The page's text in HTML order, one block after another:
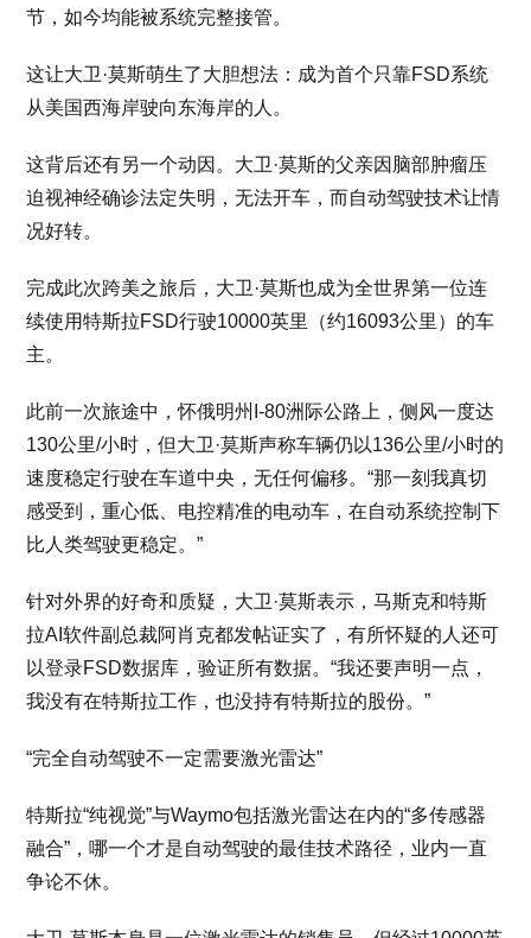
节，如今均能被系统完整接管。
这让大卫·莫斯萌生了大胆想法：成为首个只靠FSD系统
从美国西海岸驶向东海岸的人。
这背后还有另一个动因。大卫·莫斯的父亲因脑部肿瘤压
迫视神经确诊法定失明，无法开车，而自动驾驶技术让情
况好转。
完成此次跨美之旅后，大卫·莫斯也成为全世界第一位连
续使用特斯拉FSD行驶10000英里（约16093公里）的车
主。
此前一次旅途中，怀俄明州I-80洲际公路上，侧风一度达
130公里/小时，但大卫·莫斯声称车辆仍以136公里/小时的
速度稳定行驶在车道中央，无任何偏移。“那一刻我真切
感受到，重心低、电控精准的电动车，在自动系统控制下
比人类驾驶更稳定。”
针对外界的好奇和质疑，大卫·莫斯表示，马斯克和特斯
拉AI软件副总裁阿肖克都发帖证实了，有所怀疑的人还可
以登录FSD数据库，验证所有数据。“我还要声明一点，
我没有在特斯拉工作，也没持有特斯拉的股份。”
“完全自动驾驶不一定需要激光雷达”
特斯拉“纯视觉”与Waymo包括激光雷达在内的“多传感器
融合”，哪一个才是自动驾驶的最佳技术路径，业内一直
争论不休。